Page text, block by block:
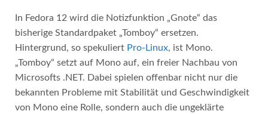
In Fedora 12 wird die Notizfunktion „Gnote“ das
bisherige Standardpaket „Tomboy“ ersetzen.
Hintergrund, so spekuliert Pro-Linux, ist Mono.
„Tomboy“ setzt auf Mono auf, ein freier Nachbau von
Microsofts .NET. Dabei spielen offenbar nicht nur die
bekannten Probleme mit Stabilität und Geschwindigkeit
von Mono eine Rolle, sondern auch die ungeklärte